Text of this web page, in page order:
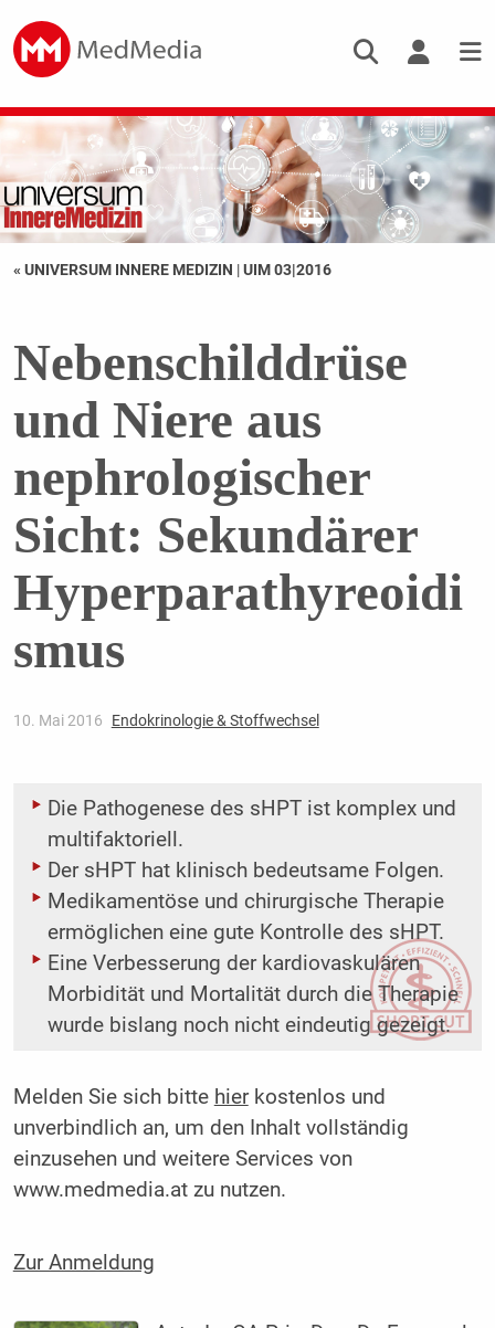
« UNIVERSUM INNERE MEDIZIN |UIM 03|2016
Nebenschilddrüse
und Niere aus
nephrologischer
Sicht: Sekundärer
Hyperparathyreoidi
smus
10. Mai 2016 Endokrinologie & Stoffwechsel
Die Pathogenese des sHPT ist komplex und
multifaktoriell.
Der sHPT hat klinisch bedeutsame Folgen.
Medikamentöse und chirurgische Therapie
ermöglichen eine gute Kontrolle des sHPT.
Eine Verbesserung der kardiovaskulären
Morbidität und Mortalität durch die Therapie
wurde bislang noch nicht eindeutig gezeigt.
Melden Sie sich bitte hierkostenlos und
unverbindlich an, um den Inhalt vollständig
einzusehen und weitere Services von
www.medmedia.at zu nutzen.
Zur Anmeldung